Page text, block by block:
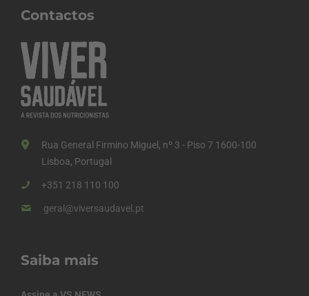
Contactos
Rua General Firmino Miguel, nº 3 - Piso 7 1600-100
Lisboa, Portugal
+351 218 110 100
geral@viversaudavel.pt
Saiba mais